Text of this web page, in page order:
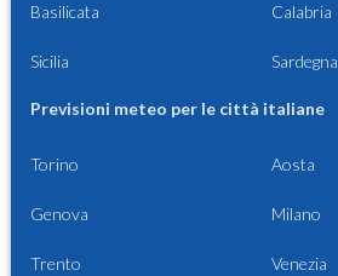
Basilicata Calabria
Sicilia Sardegna
Previsioni meteo per le città italiane
Torino Aosta
Genova Milano
Trento Venezia